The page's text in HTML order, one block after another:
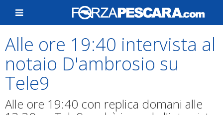
Alle ore 19:40 intervista al
notaio D'ambrosio su
Tele9
Alle ore 19:40 con replica domani alle